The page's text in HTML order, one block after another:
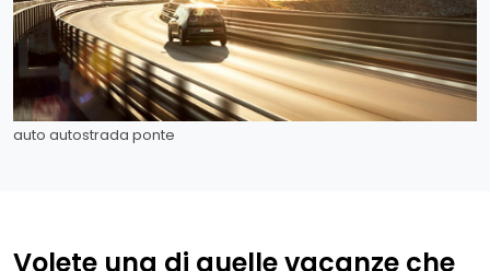
auto autostrada ponte
Volete una di quelle vacanze che